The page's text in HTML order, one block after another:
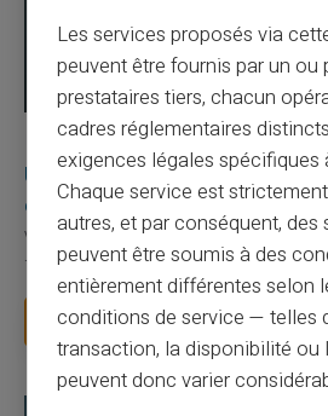
03/08/2026 Veritas Carte
Une carte bancaire gratuite
existe ?
Vous avez tapé cette recherche parce
facture 50 € par an pour une carte que
Lire la suite
Les services proposés via
peuvent être fournis par un ou
prestataires tiers, chacun
cadres réglementaires
exigences légales spécifiques
Chaque service est
autres, et par conséquent,
peuvent être soumis à des
entièrement différentes selon
conditions de service — telles
transaction, la disponibilité
peuvent donc varier